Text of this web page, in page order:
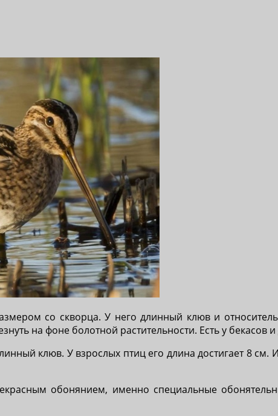
со скворца. У него длинный клюв и
на фоне болотной растительности. Есть у бекасов
клюв. У взрослых птиц его длина достигает 8
обонянием, именно специальные